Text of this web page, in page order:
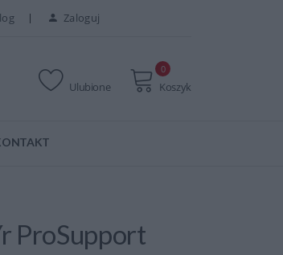
Zaloguj
Ulubione Koszyk
0
ProSupport